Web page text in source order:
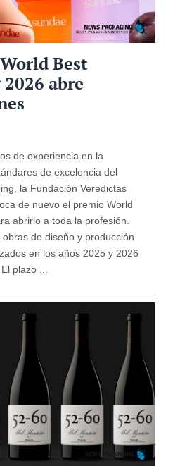
Best
abre
de experiencia en la
de excelencia del
la Fundación Veredictas
de nuevo el premio World
abrirlo a toda la profesión.
de diseño y producción
en los años 2025 y 2026
plazo ...